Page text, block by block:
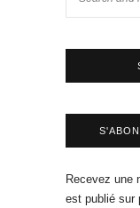
Recevez une
est publié sur